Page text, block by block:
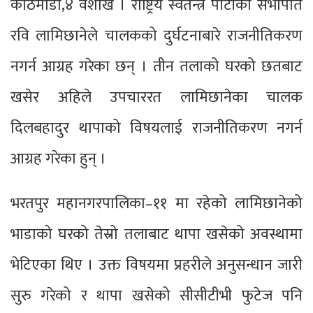
रवि लामिछानेले चालकको दुर्घटनाबारे राजनीतिकरण
नगर्न आग्रह गरेका छन् । तीन तलाको घरको छतबाट
खसेर अहिले उपचाररत लामिछानेका चालक
दिलबहादुर थापाको विषयलाई राजनीतिकरण नगर्न
आग्रह गरेका हुन् ।
भरतपुर महानगरपालिका–११ मा रहेको लामिछानेको
भाडाको घरको तेस्रो तलाबाट थापा खसेको अवस्थामा
भेटिएका थिए । उक्त विषयमा प्रहरीले अनुसन्धान जारी
सुरु गरेको र थापा खसेको सीसीटीभी फुटेज पनि